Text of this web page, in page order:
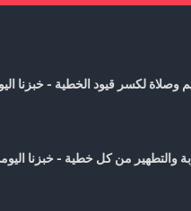
وصلاة لكسر قيود الخطية - خبزنا
والتطهير من كل خطية - خبزنا